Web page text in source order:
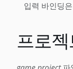
입력 바인딩
프로